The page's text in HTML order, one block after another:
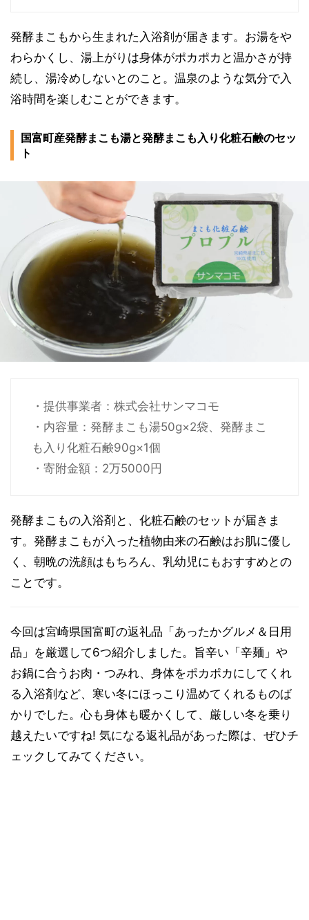
発酵まこもから生まれた入浴剤が届きます。お湯をや
わらかくし、湯上がりは身体がポカポカと温かさが持
続し、湯冷めしないとのこと。温泉のような気分で入
浴時間を楽しむことができます。
国富町産発酵まこも湯と発酵まこも入り化粧石鹸のセッ
ト
・提供事業者：株式会社サンマコモ
・内容量：発酵まこも湯50g×2袋、発酵まこ
も入り化粧石鹸90g×1個
・寄附金額：2万5000円
発酵まこもの入浴剤と、化粧石鹸のセットが届きま
す。発酵まこもが入った植物由来の石鹸はお肌に優し
く、朝晩の洗顔はもちろん、乳幼児にもおすすめとの
ことです。
今回は宮崎県国富町の返礼品「あったかグルメ＆日用
品」を厳選して6つ紹介しました。旨辛い「辛麺」や
お鍋に合うお肉・つみれ、身体をポカポカにしてくれ
る入浴剤など、寒い冬にほっこり温めてくれるものば
かりでした。心も身体も暖かくして、厳しい冬を乗り
越えたいですね! 気になる返礼品があった際は、ぜひチ
ェックしてみてください。